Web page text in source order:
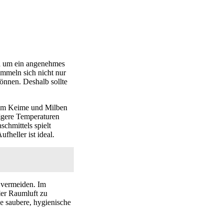
ein angenehmes
sich nicht nur
Deshalb sollte
Keime und Milben
Temperaturen
spielt
ist ideal.
Im
Raumluft zu
saubere, hygienische